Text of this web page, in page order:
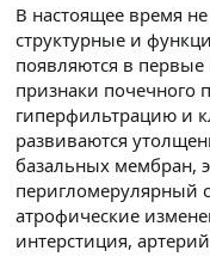
В настоящее время
структурные и
появляются в
признаки почечного
гиперфильтрацию и
развиваются
базальных мембран,
перигломерулярный
атрофические
интерстиция,